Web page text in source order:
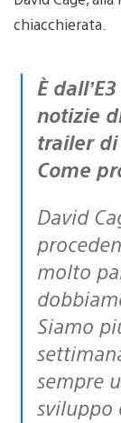
chiacchierata.
È dall’E3 che non abbiamo più
notizie
trailer
Come
David Cage: Lo sviluppo sta
molto
Siamo
sempre
sviluppo